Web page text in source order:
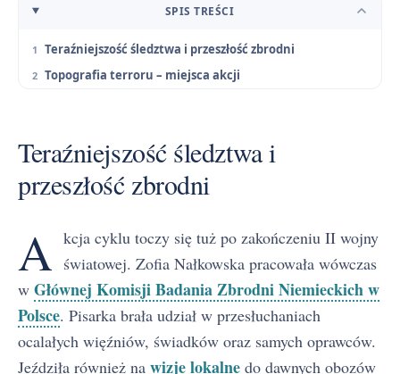
SPIS TREŚCI
Teraźniejszość śledztwa i przeszłość zbrodni
Topografia terroru – miejsca akcji
Teraźniejszość śledztwa i
przeszłość zbrodni
A kcja cyklu toczy się tuż po zakończeniu II wojny
światowej. Zofia Nałkowska pracowała wówczas
w Głównej Komisji Badania Zbrodni Niemieckich w
Polsce. Pisarka brała udział w przesłuchaniach
ocalałych więźniów, świadków oraz samych oprawców.
Jeździła również na wizje lokalne do dawnych obozów